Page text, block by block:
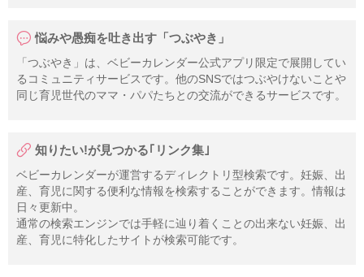
悩みや愚痴を吐き出す「つぶやき」
「つぶやき」は、ベビーカレンダー公式アプリ限定で展開してい
るコミュニティサービスです。他のSNSではつぶやけないことや
同じ育児世代のママ・パパたちとの交流ができるサービスです。
知りたい!が見つかる｢リンク集｣
ベビーカレンダーが運営するディレクトリ型検索です。妊娠、出
産、育児に関する便利な情報を検索することができます。情報は
日々更新中。
通常の検索エンジンでは手軽に辿り着くことの出来ない妊娠、出
産、育児に特化したサイトが検索可能です。